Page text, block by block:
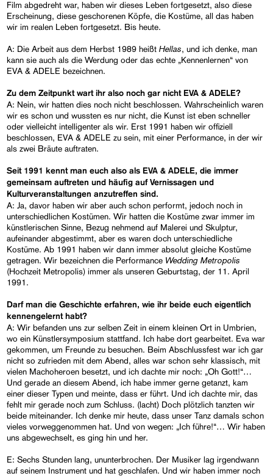
Film abgedreht war, haben wir dieses Leben fortgesetzt, also diese
Erscheinung, diese geschorenen Köpfe, die Kostüme, all das haben
wir im realen Leben fortgesetzt. Bis heute.
A: Die Arbeit aus dem Herbst 1989 heißtHellas, und ich denke, man
kann sie auch als die Werdung oder das echte „Kennenlernen“ von
EVA & ADELE bezeichnen.
Zu dem Zeitpunkt wart ihr also noch gar nicht EVA & ADELE?
A: Nein, wir hatten dies noch nicht beschlossen. Wahrscheinlich waren
wir es schon und wussten es nur nicht, die Kunst ist eben schneller
oder vielleicht intelligenter als wir. Erst 1991 haben wir offiziell
beschlossen, EVA & ADELE zu sein, mit einer Performance, in der wir
als zwei Bräute auftraten.
Seit 1991 kennt man euch also als EVA & ADELE, die immer
gemeinsam auftreten und häufig auf Vernissagen und
Kulturveranstaltungen anzutreffen sind.
A: Ja, davor haben wir aber auch schon performt, jedoch noch in
unterschiedlichen Kostümen. Wir hatten die Kostüme zwar immer im
künstlerischen Sinne, Bezug nehmend auf Malerei und Skulptur,
aufeinander abgestimmt, aber es waren doch unterschiedliche
Kostüme. Ab 1991 haben wir dann immer absolut gleiche Kostüme
getragen. Wir bezeichnen die Performance Wedding Metropolis
(Hochzeit Metropolis) immer als unseren Geburtstag, der 11. April
1991.
Darf man die Geschichte erfahren, wie ihr beide euch eigentlich
kennengelernt habt?
A: Wir befanden uns zur selben Zeit in einem kleinen Ort in Umbrien,
wo ein Künstlersymposium stattfand. Ich habe dort gearbeitet. Eva war
gekommen, um Freunde zu besuchen. Beim Abschlussfest war ich gar
nicht so zufrieden mit dem Abend, alles war schon sehr klassisch, mit
vielen Machoheroen besetzt, und ich dachte mir noch: „Oh Gott!“…
Und gerade an diesem Abend, ich habe immer gerne getanzt, kam
einer dieser Typen und meinte, dass er führt. Und ich dachte mir, das
fehlt mir gerade noch zum Schluss. (lacht) Doch plötzlich tanzten wir
beide miteinander. Ich denke mir heute, dass unser Tanz damals schon
vieles vorweggenommen hat. Und von wegen: „Ich führe!“… Wir haben
uns abgewechselt, es ging hin und her.
E: Sechs Stunden lang, ununterbrochen. Der Musiker lag irgendwann
auf seinem Instrument und hat geschlafen. Und wir haben immer noch